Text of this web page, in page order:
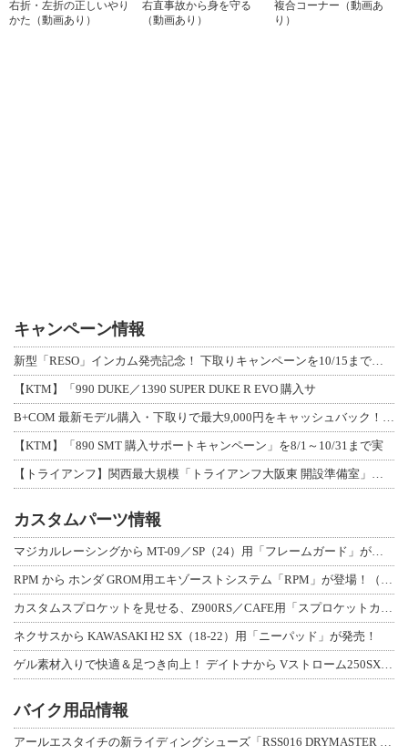
右折・左折の正しいやり
かた（動画あり）
右直事故から身を守る
（動画あり）
複合コーナー（動画あ
り）
キャンペーン情報
新型「RESO」インカム発売記念！ 下取りキャンペーンを10/15まで延長して開
【KTM】「990 DUKE／1390 SUPER DUKE R EVO 購入サ
B+COM 最新モデル購入・下取りで最大9,000円をキャッシュバック！「B+F
【KTM】「890 SMT 購入サポートキャンペーン」を8/1～10/31まで実
【トライアンフ】関西最大規模「トライアンフ大阪東 開設準備室」がオープン！ 限定
カスタムパーツ情報
マジカルレーシングから MT-09／SP（24）用「フレームガード」が登場！
RPM から ホンダ GROM用エキゾーストシステム「RPM」が登場！（動画あり
カスタムスプロケットを見せる、Z900RS／CAFE用「スプロケットカバーフルキ
ネクサスから KAWASAKI H2 SX（18-22）用「ニーパッド」が発売！
ゲル素材入りで快適＆足つき向上！ デイトナから Vストローム250SX用「快適ロ
バイク用品情報
アールエスタイチの新ライディングシューズ「RSS016 DRYMASTER スト